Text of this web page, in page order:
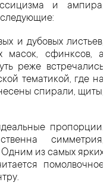
и ампира.
и дубовых листьев,
масок, сфинксов, а
реже встречались
тематикой, где на
спирали, щиты,
пропорции.
симметрия,
Одним из самых ярких
помолвочное